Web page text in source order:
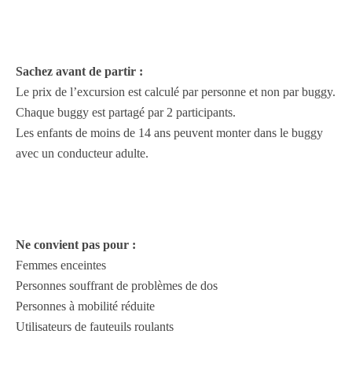
Sachez avant de partir :
Le prix de l’excursion est calculé par personne et non par buggy.
Chaque buggy est partagé par 2 participants.
Les enfants de moins de 14 ans peuvent monter dans le buggy
avec un conducteur adulte.
Ne convient pas pour :
Femmes enceintes
Personnes souffrant de problèmes de dos
Personnes à mobilité réduite
Utilisateurs de fauteuils roulants